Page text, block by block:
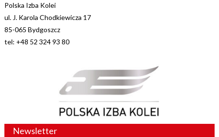
Polska Izba Kolei
ul. J. Karola Chodkiewicza 17
85-065 Bydgoszcz
tel: +48 52 324 93 80
Newsletter